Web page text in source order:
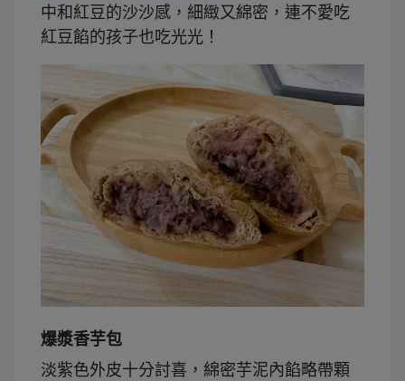
中和紅豆的沙沙感，細緻又綿密，連不愛吃
紅豆餡的孩子也吃光光！
爆漿香芋包
淡紫色外皮十分討喜，綿密芋泥內餡略帶顆